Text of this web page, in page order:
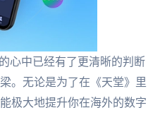
心中已经有了更清晰的判断
。无论是为了在《天堂》里
极大地提升你在海外的数字